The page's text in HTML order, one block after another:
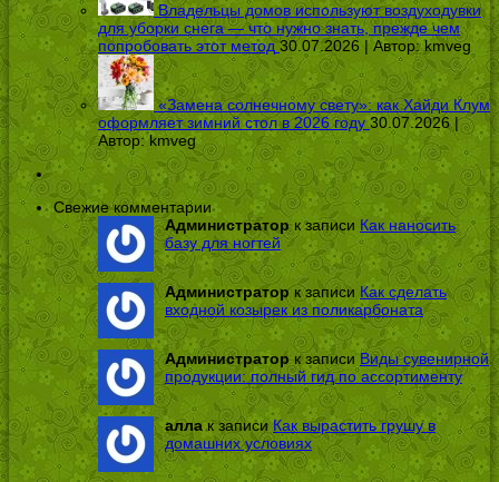
Владельцы домов используют воздуходувки
для уборки снега — что нужно знать, прежде чем
попробовать этот метод 30.07.2026 | Автор:kmveg
«Замена солнечному свету»: как Хайди Клум
оформляет зимний стол в 2026 году 30.07.2026 |
Автор:kmveg
Свежие комментарии
Администраторк записи Как наносить
базу для ногтей
Администраторк записи Как сделать
входной козырек из поликарбоната
Администраторк записи Виды сувенирной
продукции: полный гид по ассортименту
аллак записиКак вырастить грушу в
домашних условиях